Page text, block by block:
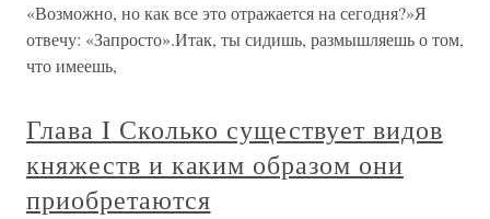
«Возможно, но как все это отражается на сегодня?»Я
отвечу: «Запросто».Итак, ты сидишь, размышляешь о том,
что имеешь,
Глава I Сколько существует видов
княжеств и каким образом они
приобретаются